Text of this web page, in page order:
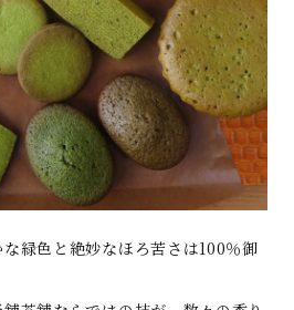
緑色と絶妙なほろ苦さは100％御